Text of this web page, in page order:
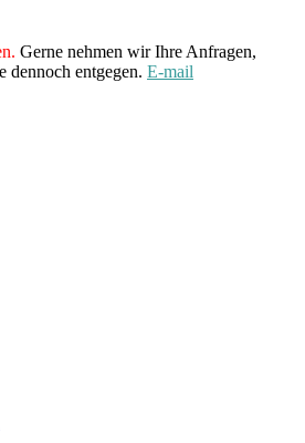
Gerne nehmen wir Ihre Anfragen,
dennoch entgegen. E-mail